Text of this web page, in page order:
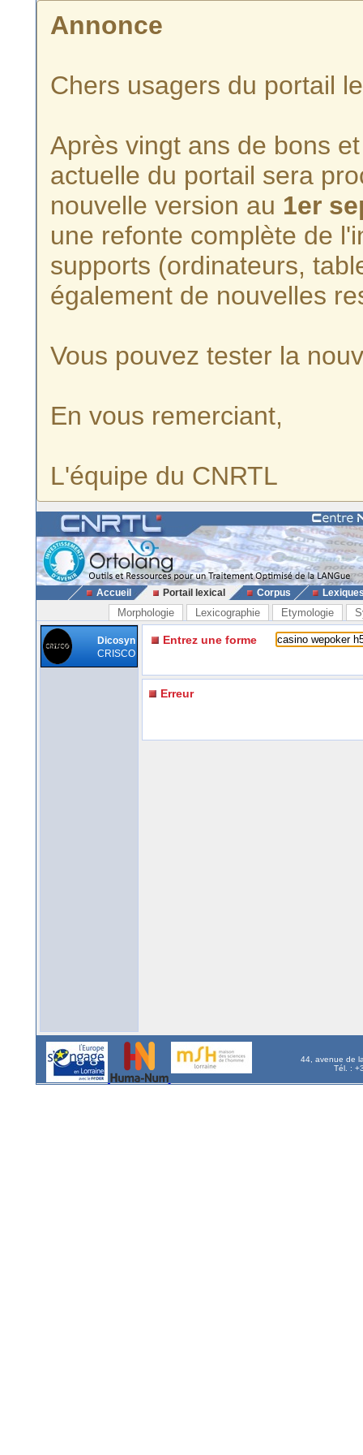
Annonce
Chers usagers du portail
Après vingt ans de bons
actuelle du portail sera
nouvelle version au 1er
une refonte complète de
supports (ordinateurs,
également de nouvelles
Vous pouvez tester la
En vous remerciant,
L'équipe du CNRTL
Accueil Portail lexical Corpus
Morphologie Lexicographie Etymologie
Dicosyn
CRISCO
Entrez une forme
Erreur
44, avenue de
Tél. :